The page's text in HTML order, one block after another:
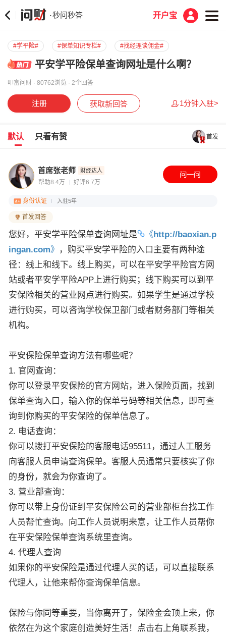
·秒问秒答 开户宝
#学平险# #保单知识专栏# #找经理谈佣金#
平安学平险保单查询网址是什么啊？
叩富问财 · 80762浏览 · 2个回答
注册 获取新回答 1分钟入驻>
默认 只看有赞 首发
首席张老师 财经达人
帮助8.4万 好评6.7万
身份认证 入驻5年
首发回答
您好，平安学平险保单查询网址是 《http://baoxian.p
ingan.com》
，购买平安学平险的入口主要有两种途
径：线上和线下。线上购买，可以在平安学平险官方网
站或者平安学平险APP上进行购买；线下购买可以到平
安保险相关的营业网点进行购买。如果学生是通过学校
进行购买，可以咨询学校保卫部门或者财务部门等相关
机构。
平安保险保单查询方法有哪些呢？
1. 官网查询：
你可以登录平安保险的官方网站，进入保险页面，找到
保单查询入口，输入你的保单号码等相关信息，即可查
询到你购买的平安保险的保单信息了。
2. 电话查询：
你可以拨打平安保险的客服电话95511，通过人工服务
向客服人员申请查询保单。客服人员通常只要核实了你
的身份，就会为你查询了。
3. 营业部查询：
你可以带上身份证到平安保险公司的营业部柜台找工作
人员帮忙查询。向工作人员说明来意，让工作人员帮你
在平安保险保单查询系统里查询。
4. 代理人查询
如果你的平安保险是通过代理人买的话，可以直接联系
代理人，让他来帮你查询保单信息。
保险与你同等重要，当你离开了，保险金会顶上来，你
依然在为这个家庭创造美好生活！点击右上角联系我，